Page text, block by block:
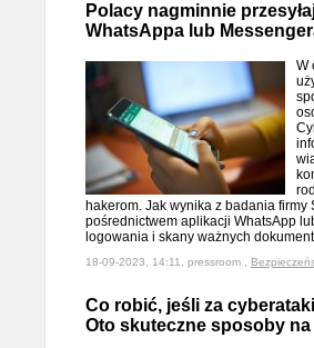
Polacy nagminnie
WhatsAppa lub
W
hakerom. Jak wynika z badania
pośrednictwem aplikacji WhatsApp
logowania i skany ważnych
18-09-2023, 14:11, pressroom ,
Co robić, jeśli za
Oto skuteczne sposoby